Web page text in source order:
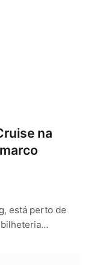
na
está perto de
bilheteria…